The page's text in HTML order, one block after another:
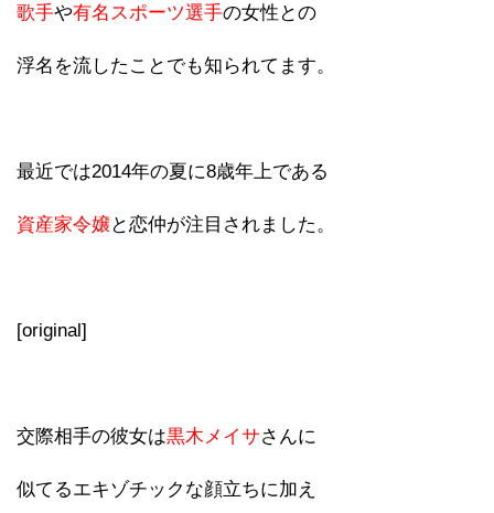
歌手や有名スポーツ選手の女性との
浮名を流したことでも知られてます。
最近では2014年の夏に8歳年上である
資産家令嬢と恋仲が注目されました。
[original]
交際相手の彼女は黒木メイサさんに
似てるエキゾチックな顔立ちに加え